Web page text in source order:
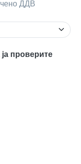
ДДВ
ја проверите